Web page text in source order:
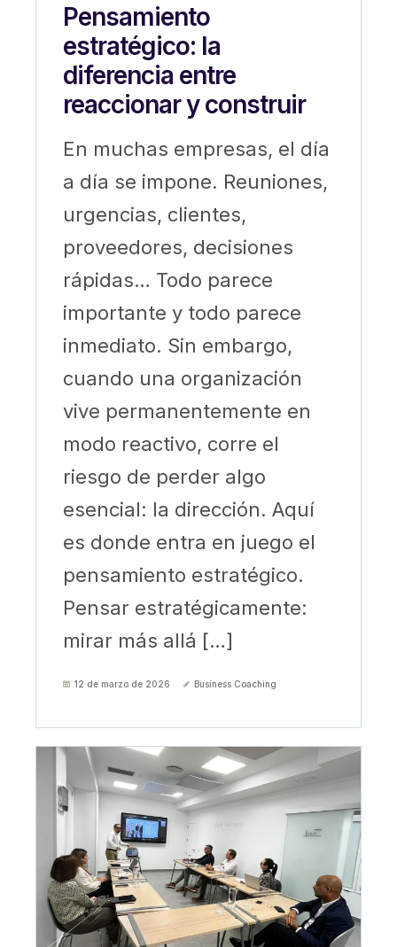
Pensamiento
estratégico: la
diferencia entre
reaccionar y construir
En muchas empresas, el día
a día se impone. Reuniones,
urgencias, clientes,
proveedores, decisiones
rápidas… Todo parece
importante y todo parece
inmediato. Sin embargo,
cuando una organización
vive permanentemente en
modo reactivo, corre el
riesgo de perder algo
esencial: la dirección. Aquí
es donde entra en juego el
pensamiento estratégico.
Pensar estratégicamente:
mirar más allá […]
12 de marzo de 2026 Business Coaching